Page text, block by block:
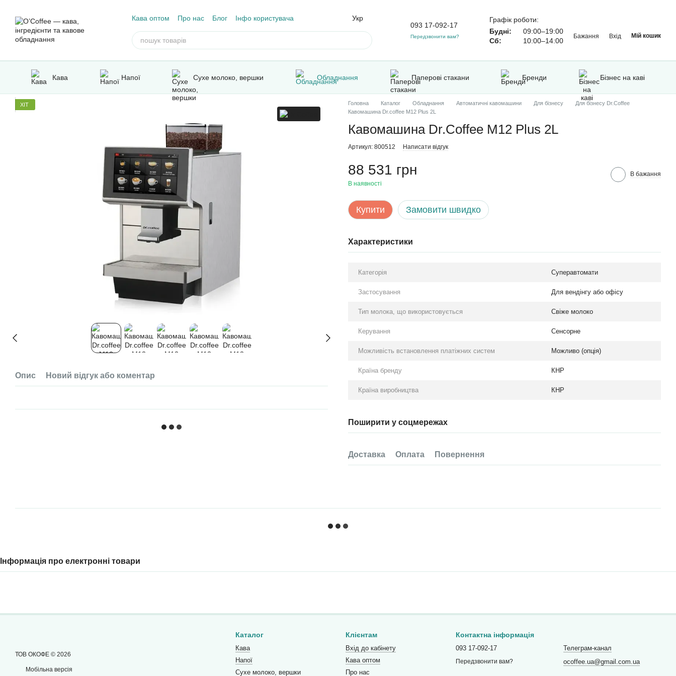
Кава оптом
Про нас Блог
Інфо користувача
Укр
093 17-092-17
Передзвонити вам?
Графік роботи:
Будні:
09:00–19:00
Сб:
10:00–14:00
Бажання Вхід Мій кошик
Кава Напої Сухе молоко, вершки Обладнання Паперові стакани Бренди Бізнес на каві
ХІТ
Опис Новий відгук або коментар
Головна Каталог Обладнання Автоматичні кавомашини Для бізнесу
Для бізнесу Dr.Coffee
Кавомашина Dr.coffee M12 Plus 2L
Кавомашина Dr.Coffee M12 Plus 2L
Артикул: 800512 Написати відгук
88 531 грн
В наявності
В бажання
Купити Замовити швидко
Характеристики
Категорія Суперавтомати
Застосування Для вендінгу або офісу
Тип молока, що використовується Свіже молоко
Керування Сенсорне
Можливість встановлення платіжних систем Можливо (опція)
Країна бренду КНР
Країна виробництва КНР
Поширити у соцмережах
Доставка Оплата Повернення
Інформація про електронні товари
ТОВ ОКОФЕ © 2026
Мобільна версія
Каталог
Кава
Напої
Сухе молоко, вершки
Клієнтам
Вхід до кабінету
Кава оптом
Про нас
Контактна інформація
093 17-092-17
Передзвонити вам?
Телеграм-канал
ocoffee.ua@gmail.com.ua